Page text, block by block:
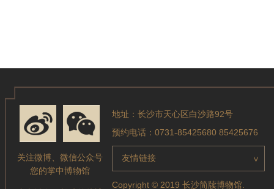
关注微博、微信公众号
您的掌中博物馆
地址：长沙市天心区白沙路92号
预约电话：0731-85425680 85425676
友情链接 >
Copyright © 2019 长沙简牍博物馆.